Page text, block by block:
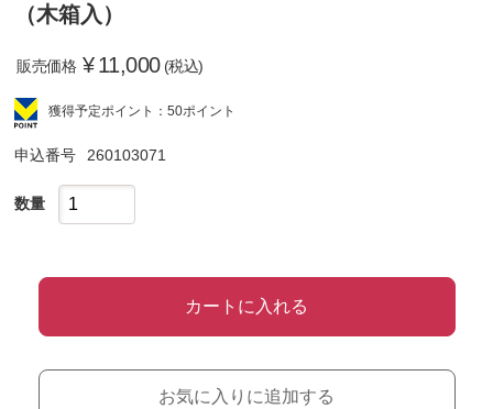
（木箱入）
販売価格 ¥11,000 (税込)
獲得予定ポイント：50ポイント
申込番号 260103071
数量
カートに入れる
お気に入りに追加する